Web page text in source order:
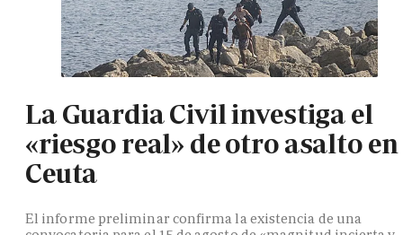
La Guardia Civil investiga el
«riesgo real» de otro asalto en
Ceuta
El informe preliminar confirma la existencia de una